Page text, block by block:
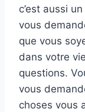
c’est aussi
vous
que vous
dans votre
questions.
vous
choses vous